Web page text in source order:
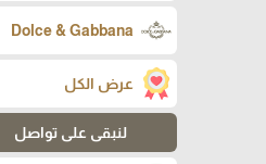
Dolce & Gabbana
عرض الكل
لنبقى على تواصل